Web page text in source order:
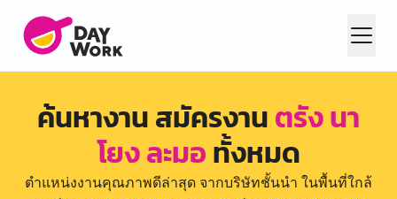
ค้นหางาน สมัครงานตรัง นา
โยง ละมอทั้งหมด
ตำแหน่งงานคุณภาพดีล่าสุด จากบริษัทชั้นนำ ในพื้นที่ใกล้